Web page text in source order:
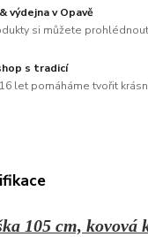
výdejna v Opavě
si můžete
s tradicí
let pomáháme tvořit
105 cm, kovová